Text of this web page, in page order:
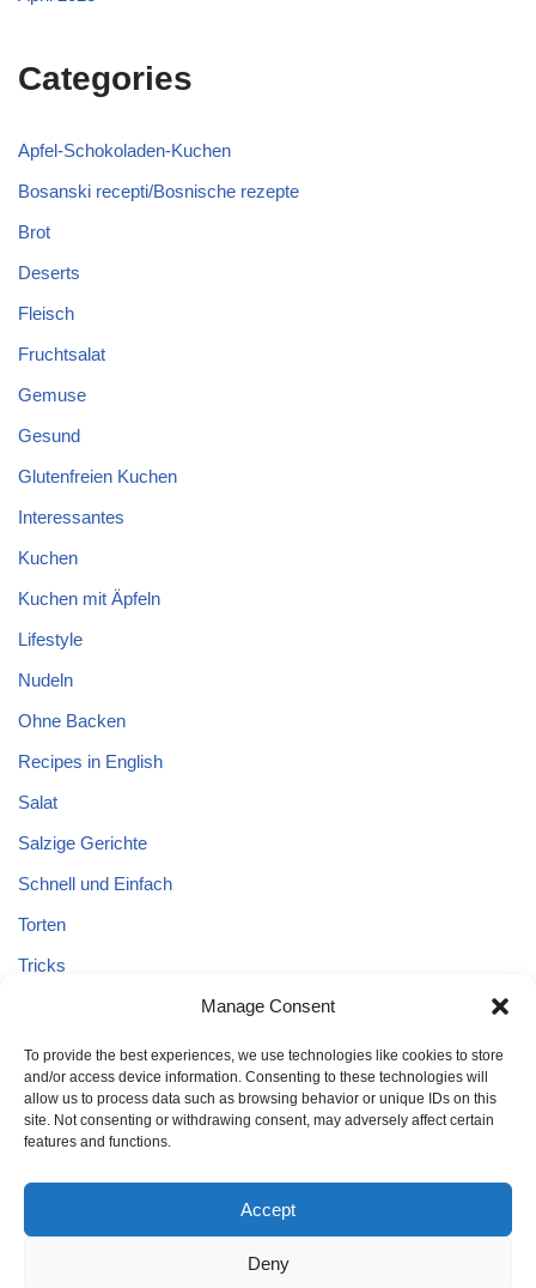
Manage Consent
To provide the best experiences, we use technologies like cookies to store
and/or access device information. Consenting to these technologies will
allow us to process data such as browsing behavior or unique IDs on this
site. Not consenting or withdrawing consent, may adversely affect certain
features and functions.
Accept
Deny
Categories
Apfel-Schokoladen-Kuchen
Bosanski recepti/Bosnische rezepte
Brot
Deserts
Fleisch
Fruchtsalat
Gemuse
Gesund
Glutenfreien Kuchen
Interessantes
Kuchen
Kuchen mit Äpfeln
Lifestyle
Nudeln
Ohne Backen
Recipes in English
Salat
Salzige Gerichte
Schnell und Einfach
Torten
Tricks
Uncategorized
Vegane Kuchen
Schnell und Einfach